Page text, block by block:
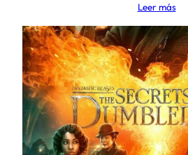
Leer más